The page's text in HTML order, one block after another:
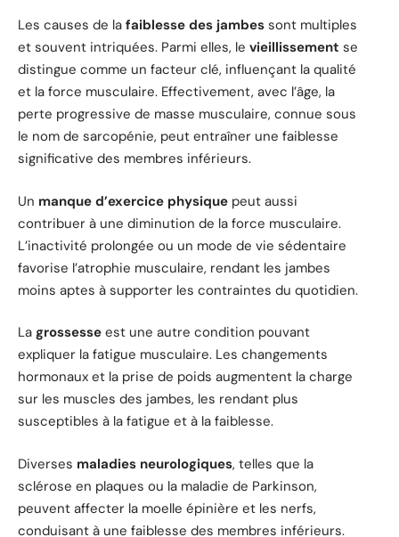
Les causes de la faiblesse des jambes sont multiples
et souvent intriquées. Parmi elles, le vieillissement se
distingue comme un facteur clé, influençant la qualité
et la force musculaire. Effectivement, avec l’âge, la
perte progressive de masse musculaire, connue sous
le nom de sarcopénie, peut entraîner une faiblesse
significative des membres inférieurs.
Un manque d’exercice physique peut aussi
contribuer à une diminution de la force musculaire.
L’inactivité prolongée ou un mode de vie sédentaire
favorise l’atrophie musculaire, rendant les jambes
moins aptes à supporter les contraintes du quotidien.
La grossesse est une autre condition pouvant
expliquer la fatigue musculaire. Les changements
hormonaux et la prise de poids augmentent la charge
sur les muscles des jambes, les rendant plus
susceptibles à la fatigue et à la faiblesse.
Diverses maladies neurologiques, telles que la
sclérose en plaques ou la maladie de Parkinson,
peuvent affecter la moelle épinière et les nerfs,
conduisant à une faiblesse des membres inférieurs.